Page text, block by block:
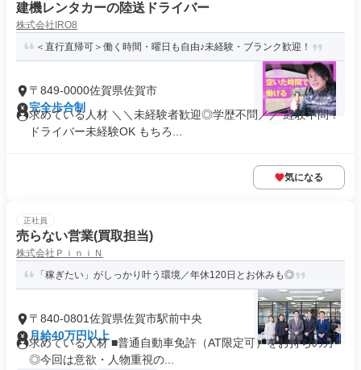
建機レンタカーの陸送ドライバー
株式会社IRO8
＜直行直帰可＞働く時間・曜日も自由♪未経験・ブランク歓迎！
〒849-0000佐賀県佐賀市
完全歩合制
求めている人材 ＼＼未経験者歓迎◎学歴不問／／ 経験不問！
ドライバー未経験OK もちろ...
気になる
正社員
売らない営業(買取担当)
株式会社ＰｉｎｉＮ
「稼ぎたい」がしっかり叶う環境／年休120日とお休みも◎
〒840-0801佐賀県佐賀市駅前中央
月給40万円以上
求めている人材 ■普通自動車免許（AT限定可）をお持ちの方
◎今回は意欲・人物重視の...